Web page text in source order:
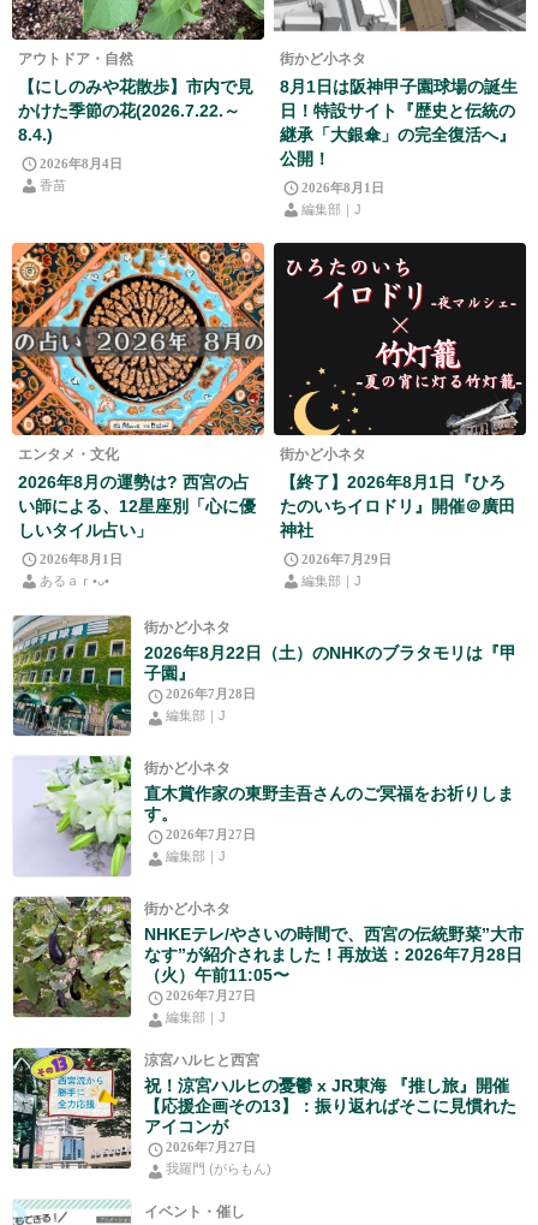
アウトドア・自然
【にしのみや花散歩】市内で見
かけた季節の花(2026.7.22.～
8.4.)
2026年8月4日
香苗
街かど小ネタ
8月1日は阪神甲子園球場の誕生
日！特設サイト『歴史と伝統の
継承「大銀傘」の完全復活へ』
公開！
2026年8月1日
編集部｜J
エンタメ・文化
2026年8月の運勢は? 西宮の占
い師による、12星座別「心に優
しいタイル占い」
2026年8月1日
あるａｒ•⁠ᴗ⁠•⁠
街かど小ネタ
【終了】2026年8月1日『ひろ
たのいちイロドリ』開催＠廣田
神社
2026年7月29日
編集部｜J
街かど小ネタ
2026年8月22日（土）のNHKのブラタモリは『甲
子園』
2026年7月28日
編集部｜J
街かど小ネタ
直木賞作家の東野圭吾さんのご冥福をお祈りしま
す。
2026年7月27日
編集部｜J
街かど小ネタ
NHKEテレ/やさいの時間で、西宮の伝統野菜”大市
なす”が紹介されました！再放送：2026年7月28日
（火）午前11:05〜
2026年7月27日
編集部｜J
涼宮ハルヒと西宮
祝！涼宮ハルヒの憂鬱 x JR東海 『推し旅』開催
【応援企画その13】：振り返ればそこに見慣れた
アイコンが
2026年7月27日
我羅門 (がらもん)
イベント・催し